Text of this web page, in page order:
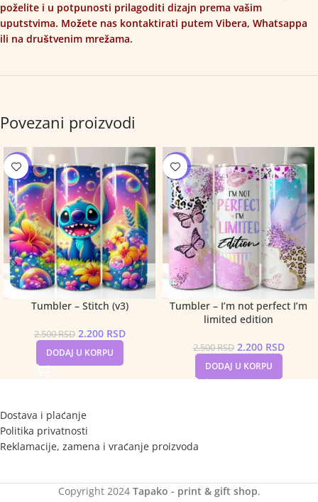
poželite i u potpunosti prilagoditi dizajn prema vašim
uputstvima. Možete nas kontaktirati putem Vibera, Whatsappa
ili na društvenim mrežama.
Povezani proizvodi
-12%
Tumbler – Stitch (v3)
2.500RSD 2.200 RSD
DODAJ U KORPU
-12%
Tumbler – I’m not perfect I’m
limited edition
2.500RSD 2.200 RSD
DODAJ U KORPU
Dostava i plaćanje
Politika privatnosti
Reklamacije, zamena i vraćanje proizvoda
Copyright 2024 Tapako - print & gift shop.